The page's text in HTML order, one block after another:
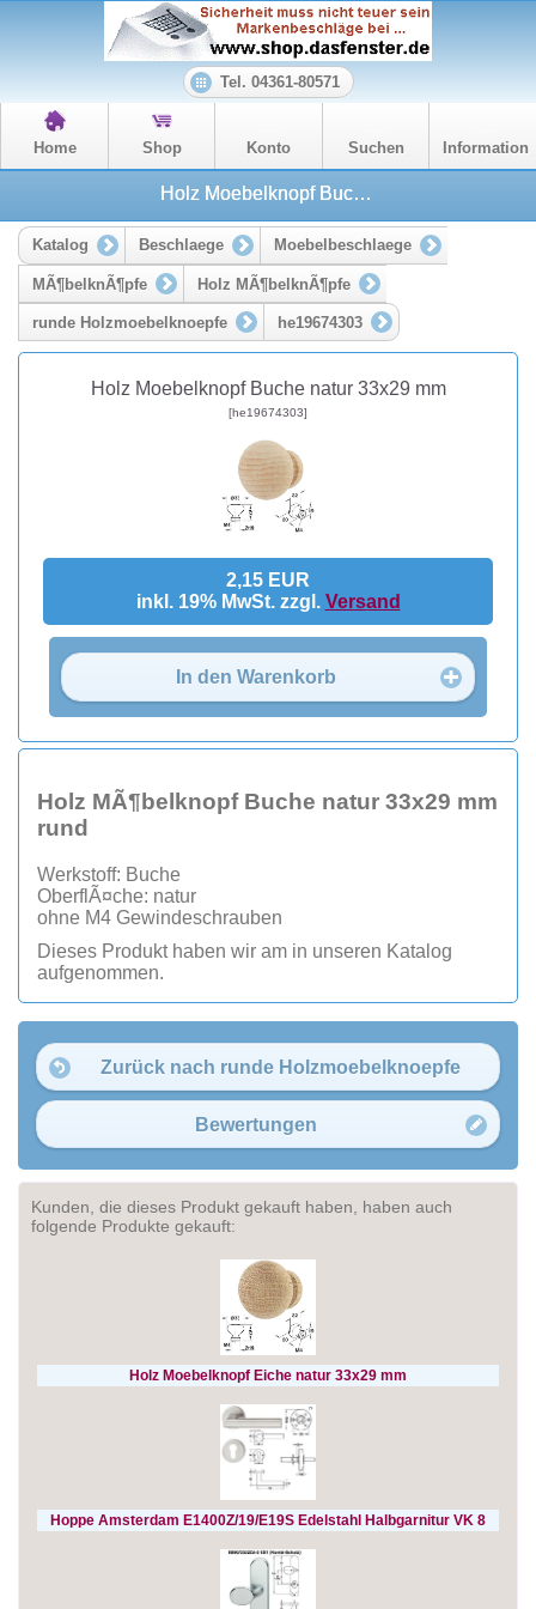
Tel. 04361-80571
Home Shop Konto Suchen Information
Holz Moebelknopf Buche natur 33x29 mm
Katalog Beschlaege Moebelbeschlaege
MÃ¶belknÃ¶pfe Holz MÃ¶belknÃ¶pfe
runde Holzmoebelknoepfe he19674303
Holz Moebelknopf Buche natur 33x29 mm
[he19674303]
2,15 EUR
inkl. 19% MwSt. zzgl. Versand
In den Warenkorb
Holz MÃ¶belknopf Buche natur 33x29 mm
rund
Werkstoff: Buche
OberflÃ¤che: natur
ohne M4 Gewindeschrauben
Dieses Produkt haben wir am in unseren Katalog
aufgenommen.
Zurück nach runde Holzmoebelknoepfe
Bewertungen
Kunden, die dieses Produkt gekauft haben, haben auch
folgende Produkte gekauft:
Holz Moebelknopf Eiche natur 33x29 mm
Hoppe Amsterdam E1400Z/19/E19S Edelstahl Halbgarnitur VK 8